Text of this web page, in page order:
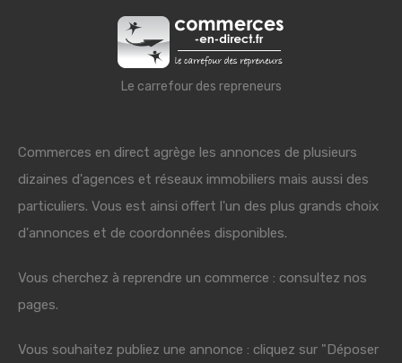
Le carrefour des repreneurs
Commerces en direct agrège les annonces de plusieurs
dizaines d'agences et réseaux immobiliers mais aussi des
particuliers. Vous est ainsi offert l'un des plus grands choix
d'annonces et de coordonnées disponibles.
Vous cherchez à reprendre un commerce : consultez nos
pages.
Vous souhaitez publiez une annonce : cliquez sur "Déposer